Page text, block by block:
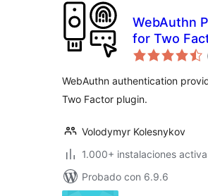
WebAuthn
for Two
WebAuthn authentication
Two Factor plugin.
Volodymyr Kolesnykov
1.000+ instalaciones
Probado con 6.9.6